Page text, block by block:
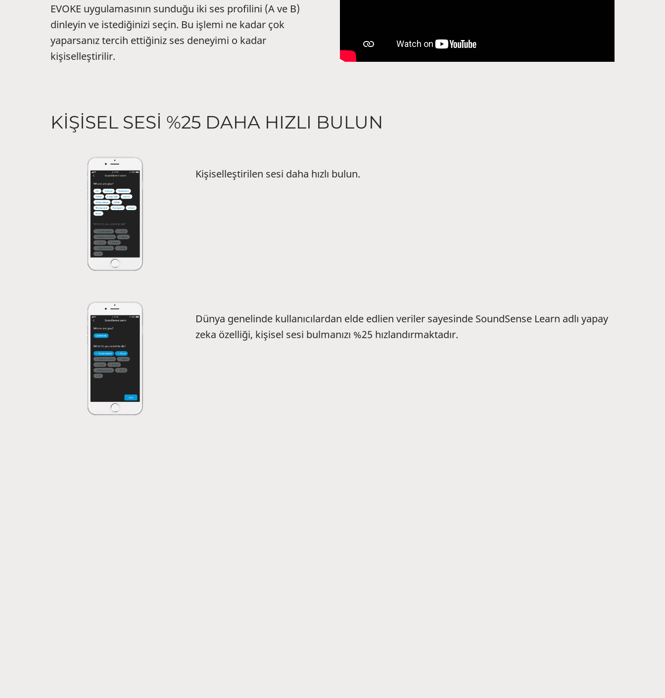
EVOKE uygulamasının sunduğu iki ses profilini (A ve B)
dinleyin ve istediğinizi seçin. Bu işlemi ne kadar çok
yaparsanız tercih ettiğiniz ses deneyimi o kadar
kişiselleştirilir.
KİŞİSEL SESİ %25 DAHA HIZLI BULUN
Kişiselleştirilen sesi daha hızlı bulun.
Dünya genelinde kullanıcılardan elde edlien veriler sayesinde SoundSense Learn adlı yapay
zeka özelliği, kişisel sesi bulmanızı %25 hızlandırmaktadır.